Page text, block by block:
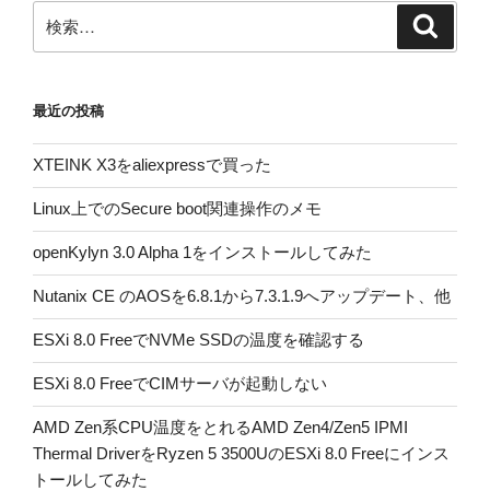
ン
索:
最近の投稿
XTEINK X3をaliexpressで買った
Linux上でのSecure boot関連操作のメモ
openKylyn 3.0 Alpha 1をインストールしてみた
Nutanix CE のAOSを6.8.1から7.3.1.9へアップデート、他
ESXi 8.0 FreeでNVMe SSDの温度を確認する
ESXi 8.0 FreeでCIMサーバが起動しない
AMD Zen系CPU温度をとれるAMD Zen4/Zen5 IPMI
Thermal DriverをRyzen 5 3500UのESXi 8.0 Freeにインス
トールしてみた